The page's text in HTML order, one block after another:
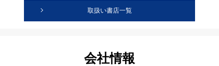
取扱い書店一覧
会社情報